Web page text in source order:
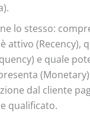
lo stesso:
attivo (Recency),
e quale
dal cliente
qualificato.